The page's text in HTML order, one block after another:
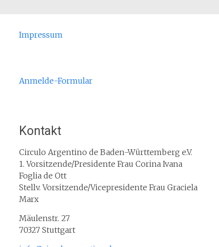
Impressum
Anmelde-Formular
Kontakt
Circulo Argentino de Baden-Württemberg e.V.
1. Vorsitzende/Presidente Frau Corina Ivana
Foglia de Ott
Stellv. Vorsitzende/Vicepresidente Frau Graciela
Marx
Mäulenstr. 27
70327 Stuttgart